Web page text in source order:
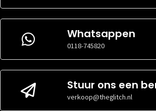
Whatsappen
0118-745820
Stuur ons een
verkoop@theglitch.nl